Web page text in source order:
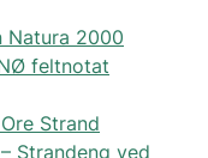
Natura 2000
feltnotat
Strand
Strandeng ved